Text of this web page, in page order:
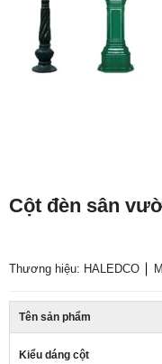
Cột đèn sân
Thương hiệu: HALEDCO
Tên sản phẩm
Kiểu dáng cột